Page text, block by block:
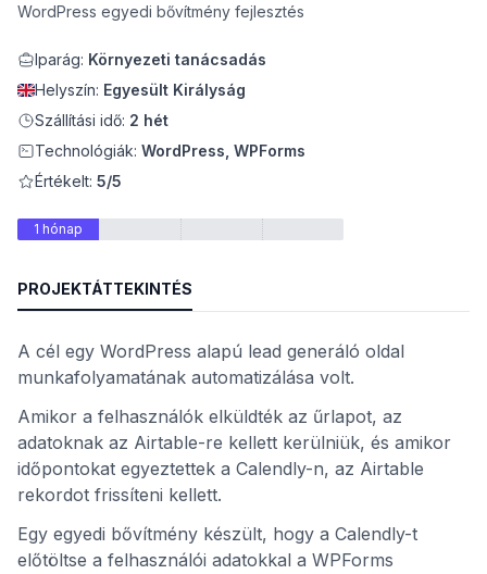
WordPress egyedi bővítmény fejlesztés
Iparág: Környezeti tanácsadás
Helyszín: Egyesült Királyság
Szállítási idő: 2 hét
Technológiák: WordPress, WPForms
Értékelt: 5/5
1 hónap
PROJEKTÁTTEKINTÉS
A cél egy WordPress alapú lead generáló oldal
munkafolyamatának automatizálása volt.
Amikor a felhasználók elküldték az űrlapot, az
adatoknak az Airtable-re kellett kerülniük, és amikor
időpontokat egyeztettek a Calendly-n, az Airtable
rekordot frissíteni kellett.
Egy egyedi bővítmény készült, hogy a Calendly-t
előtöltse a felhasználói adatokkal a WPForms